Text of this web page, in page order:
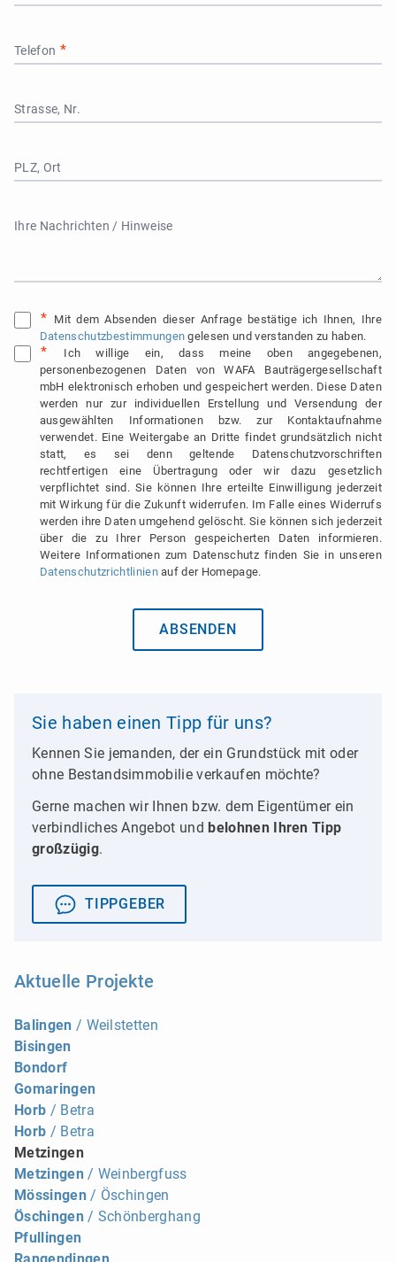
Telefon
Strasse, Nr.
PLZ, Ort
Ihre Nachrichten / Hinweise
Mit dem Absenden dieser Anfrage bestätige ich Ihnen, Ihre
Datenschutzbestimmungen gelesen und verstanden zu haben.
Ich willige ein, dass meine oben angegebenen,
personenbezogenen Daten von WAFA Bauträgergesellschaft
mbH elektronisch erhoben und gespeichert werden. Diese Daten
werden nur zur individuellen Erstellung und Versendung der
ausgewählten Informationen bzw. zur Kontaktaufnahme
verwendet. Eine Weitergabe an Dritte findet grundsätzlich nicht
statt, es sei denn geltende Datenschutzvorschriften
rechtfertigen eine Übertragung oder wir dazu gesetzlich
verpflichtet sind. Sie können Ihre erteilte Einwilligung jederzeit
mit Wirkung für die Zukunft widerrufen. Im Falle eines Widerrufs
werden ihre Daten umgehend gelöscht. Sie können sich jederzeit
über die zu Ihrer Person gespeicherten Daten informieren.
Weitere Informationen zum Datenschutz finden Sie in unseren
Datenschutzrichtlinienauf der Homepage.
ABSENDEN
Sie haben einen Tipp für uns?
Kennen Sie jemanden, der ein Grundstück mit oder
ohne Bestandsimmobilie verkaufen möchte?
Gerne machen wir Ihnen bzw. dem Eigentümer ein
verbindliches Angebot undbelohnen Ihren Tipp
großzügig.
TIPPGEBER
Aktuelle Projekte
Balingen / Weilstetten
Bisingen
Bondorf
Gomaringen
Horb / Betra
Horb / Betra
Metzingen
Metzingen / Weinbergfuss
Mössingen / Öschingen
Öschingen / Schönberghang
Pfullingen
Rangendingen